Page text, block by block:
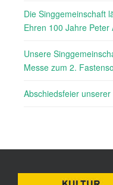
Die Singgemeinschaft
Ehren 100 Jahre Peter
Unsere
Messe zum 2.
Abschiedsfeier